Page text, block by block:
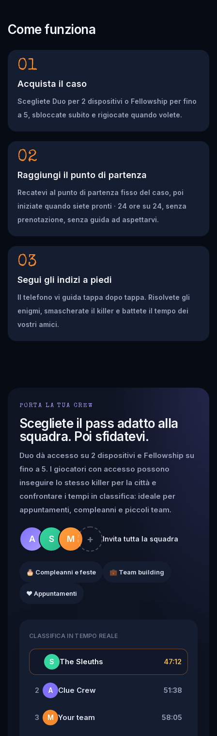
Come funziona
01
Acquista il caso
Scegliete Duo per 2 dispositivi o Fellowship per fino
a 5, sbloccate subito e rigiocate quando volete.
02
Raggiungi il punto di partenza
Recatevi al punto di partenza fisso del caso, poi
iniziate quando siete pronti · 24 ore su 24, senza
prenotazione, senza guida ad aspettarvi.
03
Segui gli indizi a piedi
Il telefono vi guida tappa dopo tappa. Risolvete gli
enigmi, smascherate il killer e battete il tempo dei
vostri amici.
PORTA LA TUA CREW
Scegliete il pass adatto alla
squadra. Poi sfidatevi.
Duo dà accesso su 2 dispositivi e Fellowship su
fino a 5. I giocatori con accesso possono
inseguire lo stesso killer per la città e
confrontare i tempi in classifica: ideale per
appuntamenti, compleanni e piccoli team.
A S M + Invita tutta la squadra
🎂 Compleanni e feste 💼 Team building
❤️ Appuntamenti
CLASSIFICA IN TEMPO REALE
S The Sleuths 47:12
2 A Clue Crew 51:38
3 M Your team 58:05